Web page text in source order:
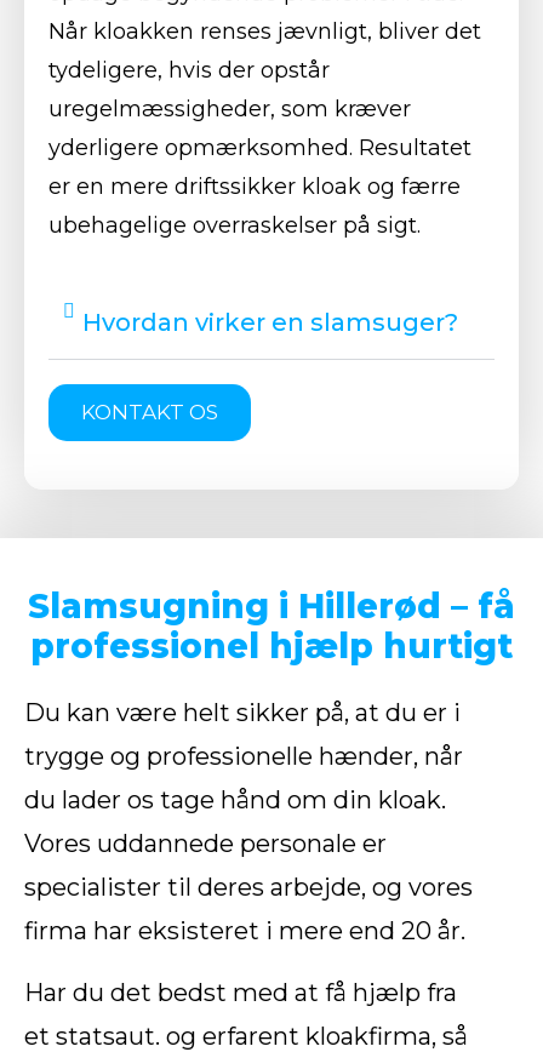
Når kloakken renses jævnligt, bliver det
tydeligere, hvis der opstår
uregelmæssigheder, som kræver
yderligere opmærksomhed. Resultatet
er en mere driftssikker kloak og færre
ubehagelige overraskelser på sigt.
Hvordan virker en slamsuger?
KONTAKT OS
Slamsugning i Hillerød – få
professionel hjælp hurtigt
Du kan være helt sikker på, at du er i
trygge og professionelle hænder, når
du lader os tage hånd om din kloak.
Vores uddannede personale er
specialister til deres arbejde, og vores
firma har eksisteret i mere end 20 år.
Har du det bedst med at få hjælp fra
et statsaut. og erfarent kloakfirma, så